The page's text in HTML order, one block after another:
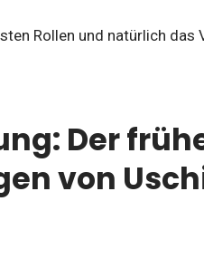
Rollen und natürlich das
Der
von